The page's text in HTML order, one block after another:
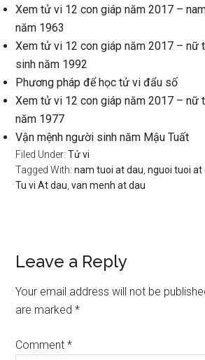
Xem tử vi 12 con giáp năm 2017 –
năm 1963
Xem tử vi 12 con giáp năm 2017 – nữ
sinh năm 1992
Phương pháp để học tử vi đẩu số
Xem tử vi 12 con giáp năm 2017 – nữ
năm 1977
Vận mệnh người sinh năm Mậu Tuất
Filed Under:Tử vi
Tagged With:nam tuoi at dau ,nguoi tuoi at
Tu vi At dau ,van menh at dau
Reader
Interactions
Leave a Reply
Your email address will not be
are marked*
Comment*